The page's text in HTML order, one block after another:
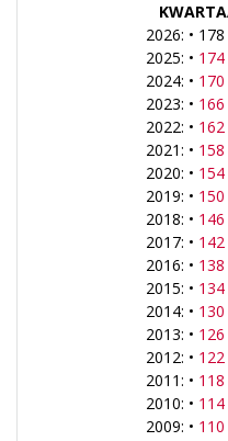
2026: • 178
2025: • 174
2024: • 170
2023: • 166
2022: • 162
2021: • 158
2020: • 154
2019: • 150
2018: • 146
2017: • 142
2016: • 138
2015: • 134
2014: • 130
2013: • 126
2012: • 122
2011: • 118
2010: • 114
2009: • 110